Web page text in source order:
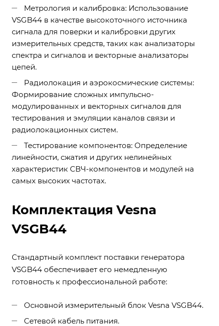
Метрология и калибровка: Использование
VSGB44 в качестве высокоточного источника
сигнала для поверки и калибровки других
измерительных средств, таких как анализаторы
спектра и сигналов и векторные анализаторы
цепей.
Радиолокация и аэрокосмические системы:
Формирование сложных импульсно-
модулированных и векторных сигналов для
тестирования и эмуляции каналов связи и
радиолокационных систем.
Тестирование компонентов: Определение
линейности, сжатия и других нелинейных
характеристик СВЧ-компонентов и модулей на
самых высоких частотах.
Комплектация Vesna
VSGB44
Стандартный комплект поставки генератора
VSGB44 обеспечивает его немедленную
готовность к профессиональной работе:
Основной измерительный блок Vesna VSGB44.
Сетевой кабель питания.